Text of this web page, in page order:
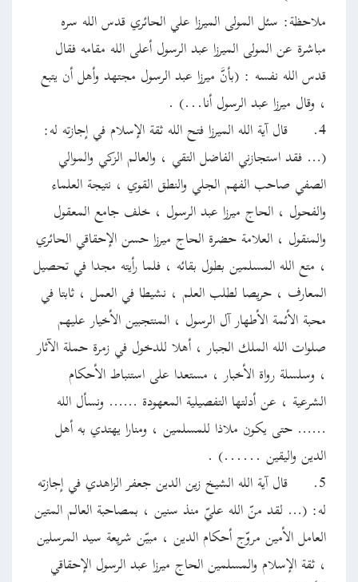
ملاحظة: سئل المولى الميرزا علي الحائري قدس الله سره
مباشرة عن المولى الميرزا عبد الرسول أعلى الله مقامه فقال
قدس الله نفسه : (بأنَّ ميرزا عبد الرسول مجتهد وأهل أن يتبع
، وقال ميرزا عبد الرسول أنا...) .
4.
قال آية الله الميرزا فتح الله ثقة الإسلام في إجازته له:
(… فقد استجازني الفاضل التقي ، والعالم الزكي والموالي
الصفي صاحب الفهم الجلي والنطق القوي ، نتيجة العلماء
والفحول ، الحاج ميرزا عبد الرسول ، خلف جامع المعقول
والمنقول ، العلامة حضرة الحاج ميرزا حسن الإحقاقي الحائري
، متع الله المسلمين بطول بقائه ، فلما رأيته مجدا في تحصيل
المعارف ، حريصا لطلب العلم ، نشيطا في العمل ، ثابتا في
محبة الأئمة الأطهار آل الرسول ، المنتجبين الأخيار عليهم
صلوات الله الملك الجبار ، أهلا للدخول في زمرة حملة الآثار
، وسلسلة رواة الأخبار ، مستعدا على استنباط الأحكام
الشرعية ، عن أدلتها التفصيلية المعهودة …… ونسأل الله
…… حتى يكون ملاذا للمسلمين ، ومنارا يهتدي به أهل
الدين واليقين ......) .
5.
قال آية الله الشيخ زين الدين جعفر الزاهدي في إجازته
له: (… لقد منّ الله عليّ منذ سنين ، بمصاحبة العالم المتين
العامل الأمين مروّج أحكام الدين ، مبيّن شريعة سيد المرسلين
، ثقة الإسلام والمسلمين الحاج ميرزا عبد الرسول الإحقاقي